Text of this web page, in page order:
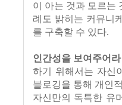
이 아는 것과 모르는
례도 밝히는 커뮤니
를 구축할 수 있다.
인간성을 보여주어라
하기 위해서는 자신
블로깅을 통해 개인
자신만의 독특한 유